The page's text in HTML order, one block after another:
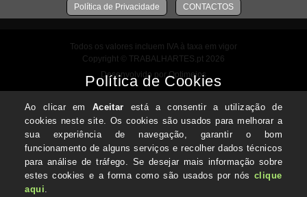
Política de Privacidade CONTACTOS
Todos os valores incluem IVA à taxa em vigor
Copyright © TRABALHARTES.pt 2026
Desenvolvido por Optimeios